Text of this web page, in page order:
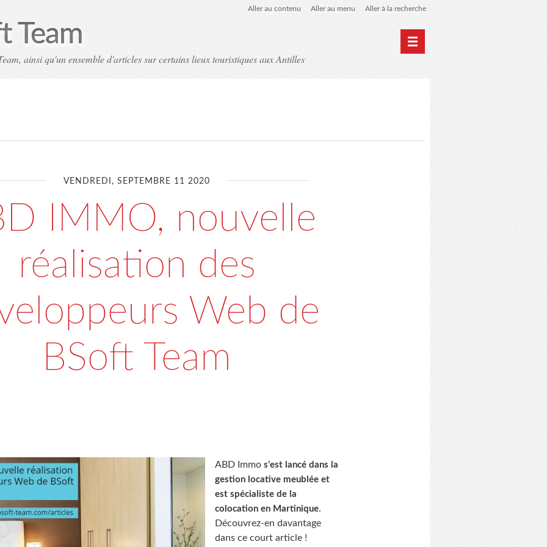
Aller au contenu Aller au menu Aller à la recherche
Team
ainsi qu'un ensemble d'articles sur certains lieux touristiques aux Antilles
VENDREDI, SEPTEMBRE 11 2020
IMMO, nouvelle
réalisation des
Web de
BSoft Team
ABD Immo s’est lancé dans la
gestion locative meublée et
est spécialiste de la
colocation en Martinique.
Découvrez-en davantage
dans ce court article !